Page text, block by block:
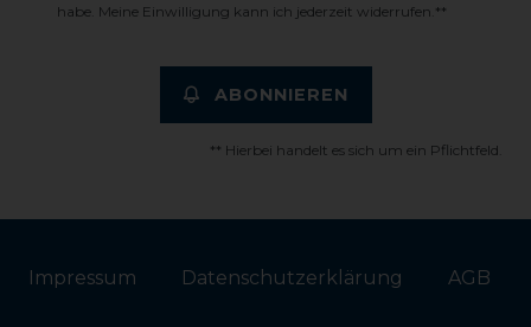
habe. Meine Einwilligung kann ich jederzeit widerrufen.**
ABONNIEREN
** Hierbei handelt es sich um ein Pflichtfeld.
Impressum Daten­schutz­erklärung AGB